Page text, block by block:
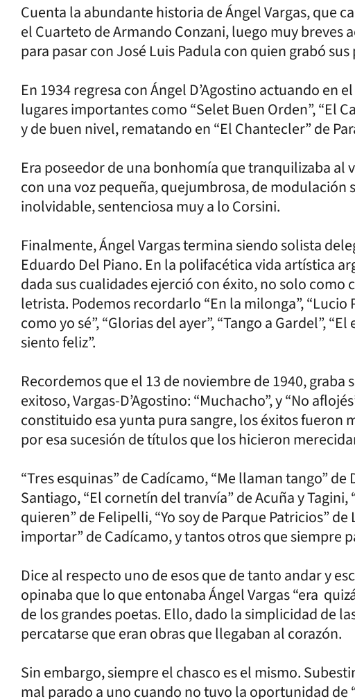
Cuenta la abundante historia de Ángel Vargas, que
el Cuarteto de Armando Conzani, luego muy breves
para pasar con José Luis Padula con quien grabó
En 1934 regresa con Ángel D’Agostino actuando en
lugares importantes como “Selet Buen Orden”, “El
y de buen nivel, rematando en “El Chantecler” de
Era poseedor de una bonhomía que tranquilizaba al
con una voz pequeña, quejumbrosa, de
inolvidable, sentenciosa muy a lo Corsini.
Finalmente, Ángel Vargas termina siendo solista
Eduardo Del Piano. En la polifacética vida artística
dada sus cualidades ejerció con éxito, no solo
letrista. Podemos recordarlo “En la milonga”, “Lucio
como yo sé”, “Glorias del ayer”, “Tango a Gardel”,
siento feliz”.
Recordemos que el 13 de noviembre de 1940,
exitoso, Vargas-D’Agostino: “Muchacho”, y “No
constituido esa yunta pura sangre, los éxitos fueron
por esa sucesión de títulos que los hicieron
“Tres esquinas” de Cadícamo, “Me llaman tango”
Santiago, “El cornetín del tranvía” de Acuña y Tagini,
quieren” de Felipelli, “Yo soy de Parque Patricios”
importar” de Cadícamo, y tantos otros que siempre
Dice al respecto uno de esos que de tanto andar y
opinaba que lo que entonaba Ángel Vargas “era
de los grandes poetas. Ello, dado la simplicidad de
percatarse que eran obras que llegaban al corazón.
Sin embargo, siempre el chasco es el mismo.
mal parado a uno cuando no tuvo la oportunidad de